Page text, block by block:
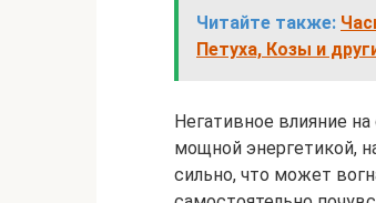
Читайте также:
Петуха, Козы и
Негативное влияние
мощной энергетикой,
сильно, что может